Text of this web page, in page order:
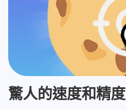
驚人的速度和精度